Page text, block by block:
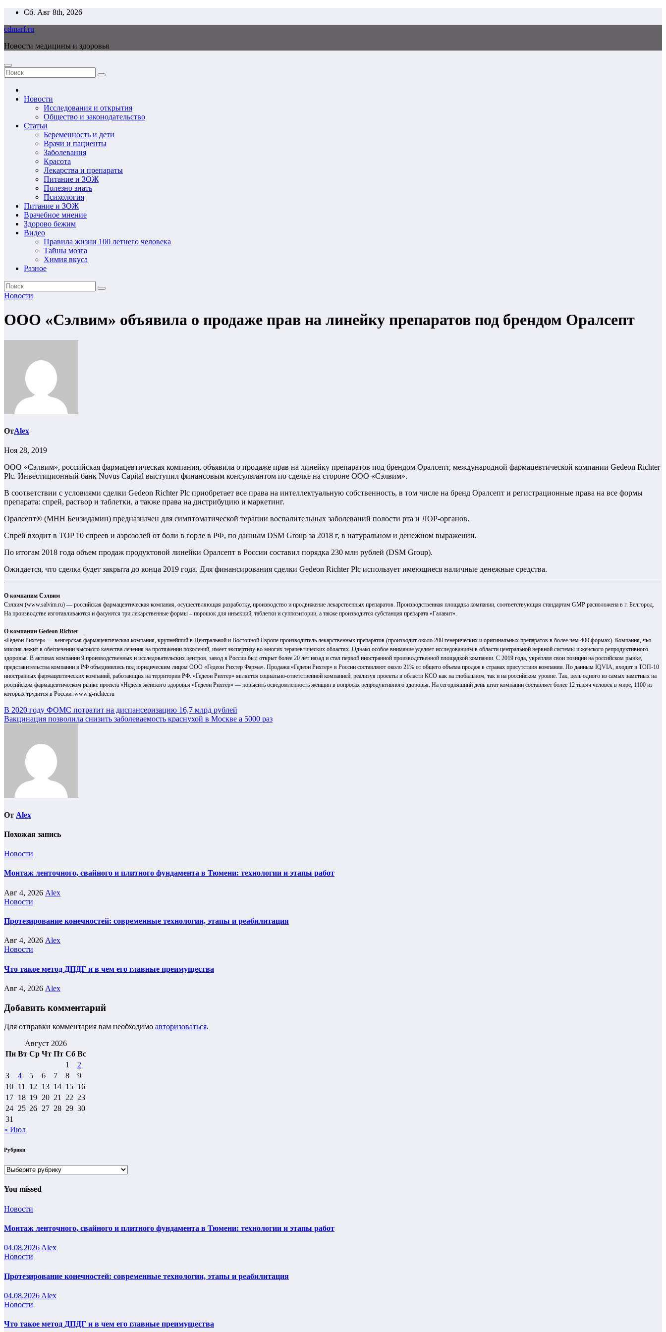
Перейти
содержимому
Сб. Авг 8th, 2026
cdmarf.ru
Новости медицины и здоровья
Новости
Исследования и открытия
Общество и законодательство
Статьи
Беременность и дети
Врачи и пациенты
Заболевания
Красота
Лекарства и препараты
Питание и ЗОЖ
Полезно знать
Психология
Питание и ЗОЖ
Врачебное мнение
Здорово бежим
Видео
Правила жизни 100 летнего человека
Тайны мозга
Химия вкуса
Разное
Новости
ООО «Сэлвим» объявила о продаже прав на линейку препаратов под брендом Оралсепт
ОтAlex
Ноя 28, 2019
ООО «Сэлвим», российская фармацевтическая компания, объявила о продаже прав на линейку препаратов под брендом Оралсепт, международной фармацевтической компании Gedeon Richter
Plc. Инвестиционный банк Novus Capital выступил финансовым консультантом по сделке на стороне ООО «Сэлвим».
В соответствии с условиями сделки Gedeon Richter Plc приобретает все права на интеллектуальную собственность, в том числе на бренд Оралсепт и регистрационные права на все формы
препарата: спрей, раствор и таблетки, а также права на дистрибуцию и маркетинг.
Оралсепт® (МНН Бензидамин) предназначен для симптоматической терапии воспалительных заболеваний полости рта и ЛОР-органов.
Спрей входит в TOP 10 спреев и аэрозолей от боли в горле в РФ, по данным DSM Group за 2018 г, в натуральном и денежном выражении.
По итогам 2018 года объем продаж продуктовой линейки Оралсепт в России составил порядка 230 млн рублей (DSM Group).
Ожидается, что сделка будет закрыта до конца 2019 года. Для финансирования сделки Gedeon Richter Plc использует имеющиеся наличные денежные средства.
О компаним Cэлвим
Сэлвим (www.salvim.ru) — российская фармацевтическая компания, осуществляющая разработку, производство и продвижение лекарственных препаратов. Производственная площадка компании, соответствующая стандартам GMP расположена в г. Белгород.
На производстве изготавливаются и фасуются три лекарственные формы – порошок для инъекций, таблетки и суппозитории, а также производится субстанция препарата «Галавит».
О компании Gedeon Richter
«Гедеон Рихтер» — венгерская фармацевтическая компания, крупнейший в Центральной и Восточной Европе производитель лекарственных препаратов (производит около 200 генерических и оригинальных препаратов в более чем 400 формах). Компания, чья
миссия лежит в обеспечении высокого качества лечения на протяжении поколений, имеет экспертизу во многих терапевтических областях. Однако особое внимание уделяет исследованиям в области центральной нервной системы и женского репродуктивного
здоровья. В активах компании 9 производственных и исследовательских центров, завод в России был открыт более 20 лет назад и стал первой иностранной производственной площадкой компании. С 2019 года, укрепляя свои позиции на российском рынке,
представительства компании в РФ объединились под юридическим лицом ООО «Гедеон Рихтер Фарма». Продажи «Гедеон Рихтер» в России составляют около 21% от общего объема продаж в странах присутствия компании. По данным IQVIA, входит в ТОП-10
иностранных фармацевтических компаний, работающих на территории РФ. «Гедеон Рихтер» является социально-ответственной компанией, реализуя проекты в области КСО как на глобальном, так и на российском уровне. Так, цель одного из самых заметных на
российском фармацевтическом рынке проекта «Неделя женского здоровья «Гедеон Рихтер» — повысить осведомленность женщин в вопросах репродуктивного здоровья. На сегодняшний день штат компании составляет более 12 тысяч человек в мире, 1100 из
которых трудится в России. www.g-richter.ru
Навигация
по
В 2020 году ФОМС потратит на диспансеризацию 16,7 млрд рублей
Вакцинация позволила снизить заболеваемость краснухой в Москве а 5000 раз
От Alex
Похожая запись
Новости
Монтаж ленточного, свайного и плитного фундамента в Тюмени: технологии и этапы работ
Авг 4, 2026 Alex
Новости
Протезирование конечностей: современные технологии, этапы и реабилитация
Авг 4, 2026 Alex
Новости
Что такое метод ДПДГ и в чем его главные преимущества
Авг 4, 2026 Alex
Добавить комментарий
Для отправки комментария вам необходимо авторизоваться.
Август 2026
Пн Вт Ср Чт Пт Сб Вс
1
2
3
4 5 6 7 8
9
10 11 12 13 14 15 16
17 18 19 20 21 22 23
24 25 26 27 28 29 30
31
« Июл
Рубрики
Рубрики
You missed
Новости
Монтаж ленточного, свайного и плитного фундамента в Тюмени: технологии и этапы работ
04.08.2026 Alex
Новости
Протезирование конечностей: современные технологии, этапы и реабилитация
04.08.2026 Alex
Новости
Что такое метод ДПДГ и в чем его главные преимущества